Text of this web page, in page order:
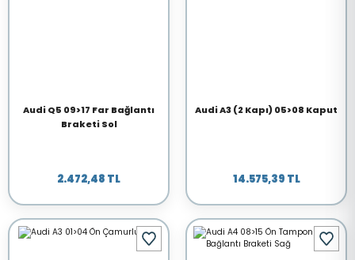
Audi Q5 09>17 Far Bağlantı
Braketi Sol
2.472,48 TL
Audi A3 (2 Kapı) 05>08 Kaput
14.575,39 TL